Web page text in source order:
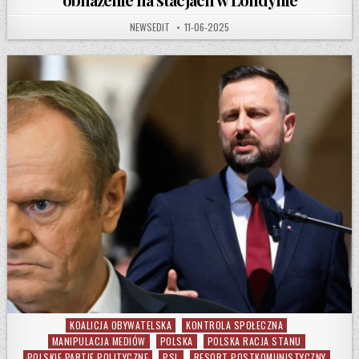
AUTHOR:
NEWSEDIT PUBLISHED DATE:
11-06-2025
Posted in
KOALICJA OBYWATELSKA
KONTROLA SPOŁECZNA
MANIPULACJA MEDIÓW
POLSKA
POLSKA RACJA STANU